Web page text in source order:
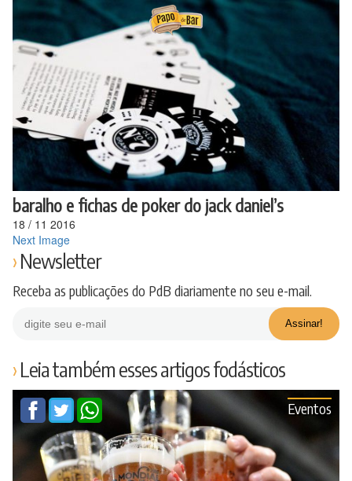
conteúdo
baralho e fichas de poker do jack daniel’s
18 / 11 2016
Next Image
Newsletter
Receba as publicações do PdB diariamente no seu e-mail.
Leia também esses artigos fodásticos
Eventos